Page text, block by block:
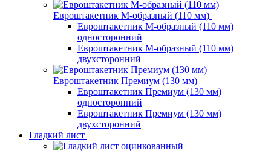
Евроштакетник М-образный (110 мм)
Евроштакетник М-образный (110 мм)
односторонний
Евроштакетник М-образный (110 мм)
двухсторонний
Евроштакетник Премиум (130 мм)
Евроштакетник Премиум (130 мм)
односторонний
Евроштакетник Премиум (130 мм)
двухсторонний
Гладкий лист